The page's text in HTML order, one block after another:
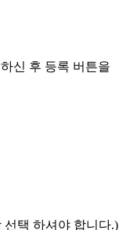
신 후 등록 버튼을
선택 하셔야 합니다.)